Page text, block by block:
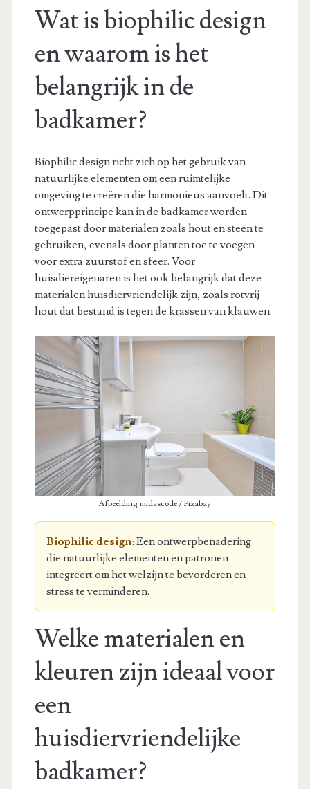
Wat is biophilic design
en waarom is het
belangrijk in de
badkamer?
Biophilic design richt zich op het gebruik van
natuurlijke elementen om een ruimtelijke
omgeving te creëren die harmonieus aanvoelt. Dit
ontwerpprincipe kan in de badkamer worden
toegepast door materialen zoals hout en steen te
gebruiken, evenals door planten toe te voegen
voor extra zuurstof en sfeer. Voor
huisdiereigenaren is het ook belangrijk dat deze
materialen huisdiervriendelijk zijn, zoals rotvrij
hout dat bestand is tegen de krassen van klauwen.
Afbeelding: midascode / Pixabay
Biophilic design: Een ontwerpbenadering
die natuurlijke elementen en patronen
integreert om het welzijn te bevorderen en
stress te verminderen.
Welke materialen en
kleuren zijn ideaal voor
een
huisdiervriendelijke
badkamer?